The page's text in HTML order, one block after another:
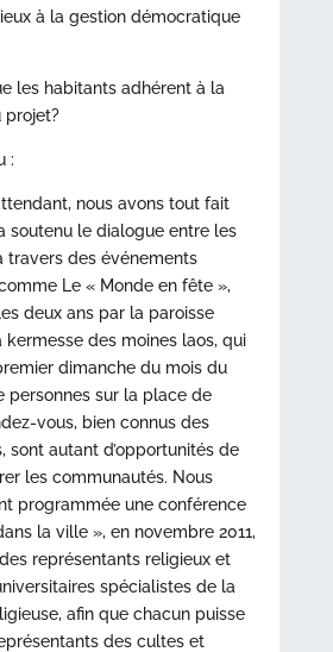
à la gestion démocratique
les habitants adhérent à la
projet?
:
nous avons tout fait
soutenu le dialogue entre les
travers des événements
Le « Monde en fête »,
deux ans par la paroisse
des moines laos, qui
dimanche du mois du
personnes sur la place de
vous, bien connus des
sont autant d’opportunités de
les communautés. Nous
programmée une conférence
la ville », en novembre 2011,
représentants religieux et
spécialistes de la
afin que chacun puisse
des cultes et